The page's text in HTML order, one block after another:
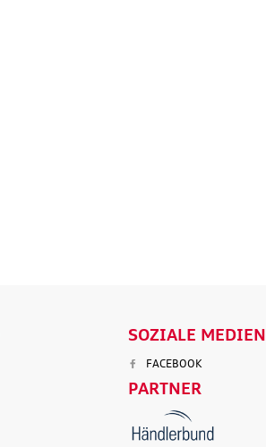
SOZIALE MEDIEN
FACEBOOK
PARTNER